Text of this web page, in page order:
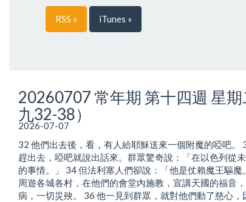
RSS » iTunes »
20260707 常年期 第十四週 星
九32-38）
2026-07-07
32 他們出去後，看，有人給耶穌送來一個附魔的啞吧。
趕出去，啞吧就說出話來。群眾驚奇說：「在以色列從
的事情。」 34 但法利塞人們卻說：「他是仗賴魔王驅魔
周遊各城各村，在他們的會堂內施教，宣講天國的福音
病，一切災殃。 36 他一見到群眾，就對他們動了慈心，